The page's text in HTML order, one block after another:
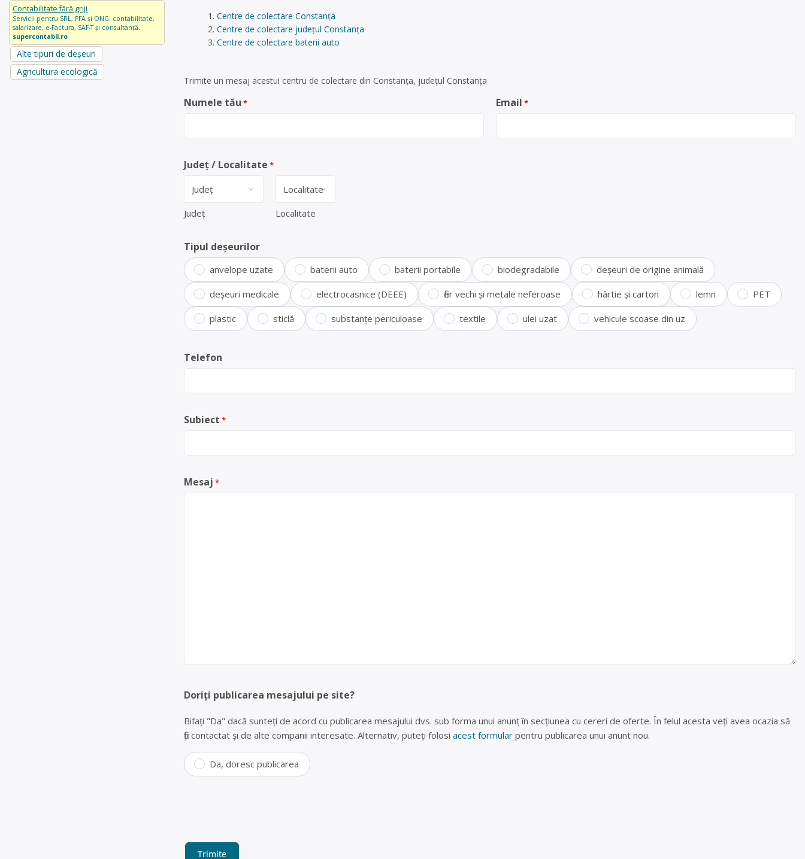
Contabilitate fără griji
Servicii pentru SRL, PFA și ONG: contabilitate,
salarizare, e-Factura, SAF-T și consultanță.
supercontabil.ro
Alte tipuri de deșeuri
Agricultura ecologică
Centre de colectare Constanța
Centre de colectare județul Constanța
Centre de colectare baterii auto
Trimite un mesaj acestui centru de colectare din Constanța, județul Constanța
Numele tău * Email *
Județ / Localitate *
Județ Localitate
Tipul deșeurilor
anvelope uzate baterii auto baterii portabile biodegradabile deșeuri de origine animală
deșeuri medicale electrocasnice (DEEE) fier vechi și metale neferoase hârtie și carton lemn PET
plastic sticlă substanțe periculoase textile ulei uzat vehicule scoase din uz
Telefon
Subiect *
Mesaj *
Doriți publicarea mesajului pe site?
Bifați "Da" dacă sunteți de acord cu publicarea mesajului dvs. sub forma unui anunț în secțiunea cu cereri de oferte. În felul acesta veți avea ocazia să
fiți contactat și de alte companii interesate. Alternativ, puteți folosi acest formular pentru publicarea unui anunt nou.
Da, doresc publicarea